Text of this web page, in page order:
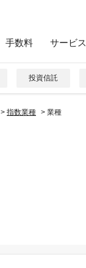
手数料 サービス
投資信託
> 指数業種 > 業種